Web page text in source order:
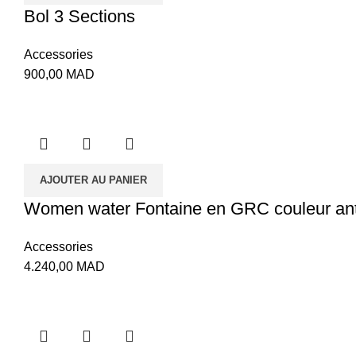
Bol 3 Sections
Accessories
900,00 MAD
AJOUTER AU PANIER
Women water Fontaine en GRC couleur
Accessories
4.240,00 MAD